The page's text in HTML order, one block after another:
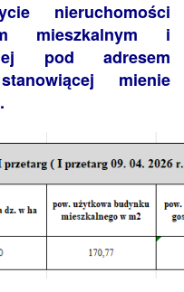
nieruchomości
mieszkalnym i
pod adresem
mienie